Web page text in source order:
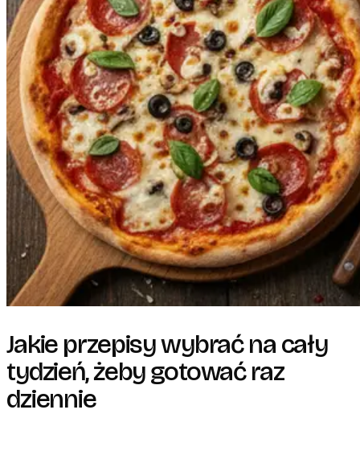
Jakie przepisy wybrać na cały
tydzień, żeby gotować raz
dziennie